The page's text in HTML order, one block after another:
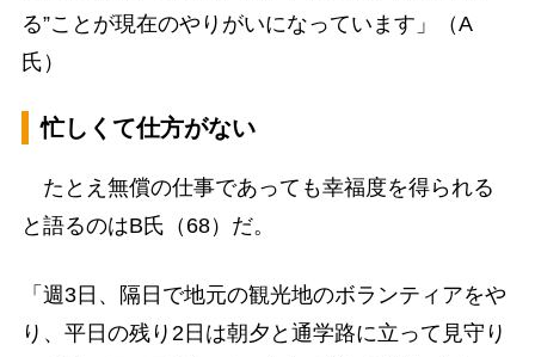
る”ことが現在のやりがいになっています」（A
氏）
忙しくて仕方がない
たとえ無償の仕事であっても幸福度を得られる
と語るのはB氏（68）だ。
「週3日、隔日で地元の観光地のボランティアをや
り、平日の残り2日は朝夕と通学路に立って見守り